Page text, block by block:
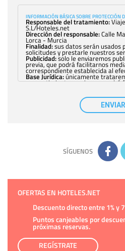
INFORMACIÓN BÁSICA SOBRE PROTECCIÓN
Responsable del tratamiento:
S.L/Hoteles.net
Dirección del responsable:Calle
Lorca - Murcia
Finalidad:sus datos serán usados
solicitudes y prestarle nuestros
Publicidad:solo le enviaremos
previa, que podrá facilitarnos
correspondiente establecida al
Base Jurídica:únicamente
consentimiento previo, que podrá
con carácter
nuestra entidad que esté
tener conocimiento de la
comunicarán datos a terceros.
adicional y detallada sobre cómo
política de privacidad
ENVIAR
SÍGUENOS
OFERTAS EN HOTELES.NET
Descuento directo entre 1% y
Puntos canjeables por
próximas reservas.
REGÍSTRATE